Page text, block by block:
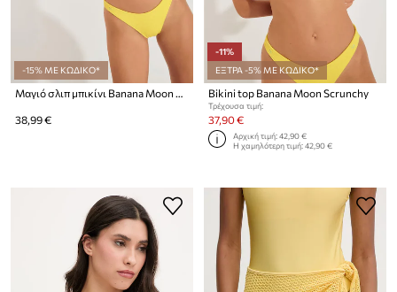
-15% ΜΕ ΚΩΔΙΚΟ*
Μαγιό σλιπ μπικίνι Banana Moon Scrunchy
38,99 €
-11%
ΕΞΤΡΑ -5% ΜΕ ΚΩΔΙΚΟ*
Bikini top Banana Moon Scrunchy
Τρέχουσα τιμή:
37,90 €
Αρχική τιμή:42,90 €
Η χαμηλότερη τιμή:42,90 €